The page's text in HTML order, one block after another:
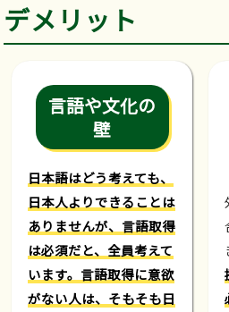
デメリット
言語や文化の
壁
日本語はどう考えても、
日本人よりできることは
ありませんが、言語取得
は必須だと、全員考えて
います。言語取得に意欲
がない人は、そもそも日